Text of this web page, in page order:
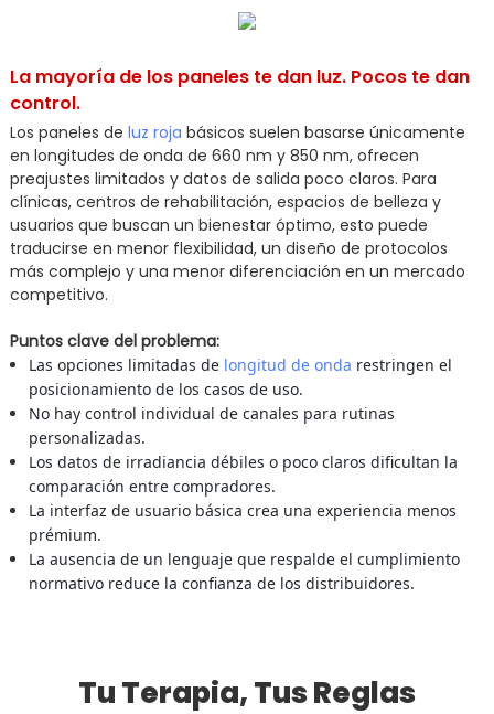
La mayoría de los paneles te dan luz. Pocos te dan
control.
Los paneles de luz roja básicos suelen basarse únicamente
en longitudes de onda de 660 nm y 850 nm, ofrecen
preajustes limitados y datos de salida poco claros. Para
clínicas, centros de rehabilitación, espacios de belleza y
usuarios que buscan un bienestar óptimo, esto puede
traducirse en menor flexibilidad, un diseño de protocolos
más complejo y una menor diferenciación en un mercado
competitivo.
Puntos clave del problema:
Las opciones limitadas de longitud de onda restringen el
posicionamiento de los casos de uso.
No hay control individual de canales para rutinas
personalizadas.
Los datos de irradiancia débiles o poco claros dificultan la
comparación entre compradores.
La interfaz de usuario básica crea una experiencia menos
prémium.
La ausencia de un lenguaje que respalde el cumplimiento
normativo reduce la confianza de los distribuidores.
Tu Terapia, Tus Reglas